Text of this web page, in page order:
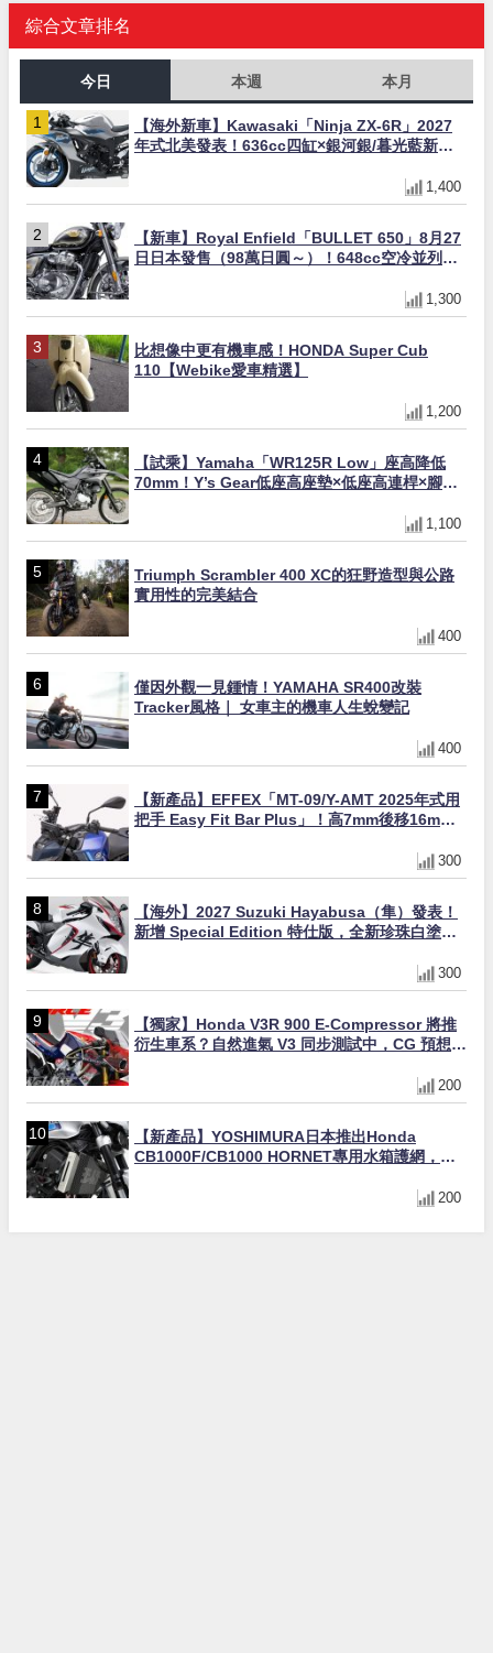
綜合文章排名
今日 本週 本月
【海外新車】Kawasaki「Ninja ZX-6R」2027
年式北美發表！636cc四缸×銀河銀/暮光藍新色
1,400
【新車】Royal Enfield「BULLET 650」8月27
日日本發售（98萬日圓～）！648cc空冷並列雙
1,300
比想像中更有機車感！HONDA Super Cub
110【Webike愛車精選】
1,200
【試乘】Yamaha「WR125R Low」座高降低
70mm！Y’s Gear低座高座墊×低座高連桿×腳踏
1,100
Triumph Scrambler 400 XC的狂野造型與公路
實用性的完美結合
400
僅因外觀一見鍾情！YAMAHA SR400改裝
Tracker風格｜ 女車主的機車人生蛻變記
400
【新產品】EFFEX「MT-09/Y-AMT 2025年式用
把手 Easy Fit Bar Plus」！高7mm後移16mm
300
【海外】2027 Suzuki Hayabusa（隼）發表！
新增 Special Edition 特仕版，全新珍珠白塗裝
300
【獨家】Honda V3R 900 E-Compressor 將推
衍生車系？自然進氣 V3 同步測試中，CG 預想曝
200
【新產品】YOSHIMURA日本推出Honda
CB1000F/CB1000 HORNET專用水箱護網，六
200